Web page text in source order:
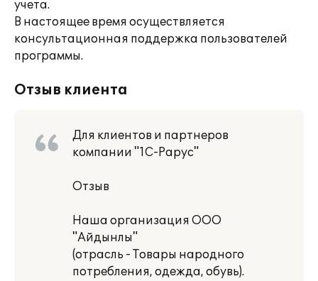
учета.
В настоящее время осуществляется
консультационная поддержка пользователей
программы.
Отзыв клиента
Для клиентов и партнеров
компании "1С-Рарус"
Отзыв
Наша организация ООО
"Айдынлы"
(отрасль - Товары народного
потребления, одежда, обувь).